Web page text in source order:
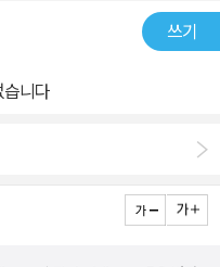
같아 반성할 부분도 있었고,
공감이 생겨 즐거운 마음으로
없다. 그저 내 아이에게 맞는
나오기 마련이다. 그래서
는 실용서 같은 이 책이 한번
힘든 과정이라고 선배 육아맘
천하며 보다 나은 육아를 하
쓰기
습니다